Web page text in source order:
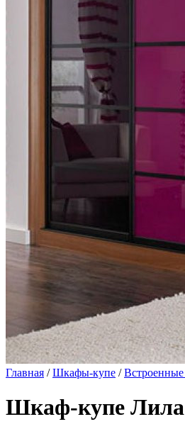
Главная /Шкафы-купе /
Шкаф-купе Лила